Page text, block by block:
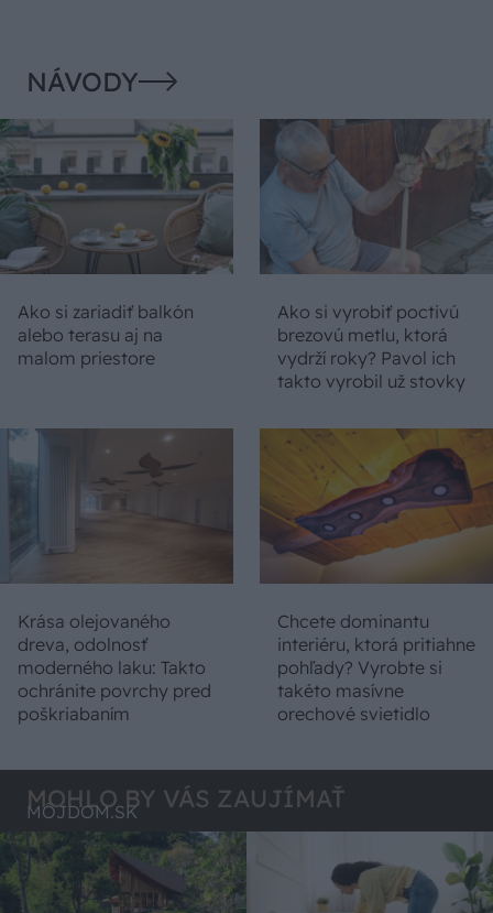
NÁVODY
Ako si zariadiť balkón
alebo terasu aj na
malom priestore
Ako si vyrobiť poctivú
brezovú metlu, ktorá
vydrží roky? Pavol ich
takto vyrobil už stovky
Krása olejovaného
dreva, odolnosť
moderného laku: Takto
ochránite povrchy pred
poškriabaním
Chcete dominantu
interiéru, ktorá pritiahne
pohľady? Vyrobte si
takéto masívne
orechové svietidlo
MOHLO BY VÁS ZAUJÍMAŤ
MÔJDOM.SK